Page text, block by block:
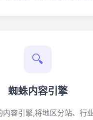
🔍
蜘蛛内容引擎
容引擎,将地区分站、行业